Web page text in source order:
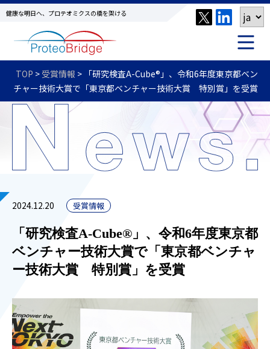
健康な明日へ、プロテオミクスの橋を架ける
TOP > 受賞情報 > 「研究検査A-Cube®」、令和6年度東京都ベン
チャー技術大賞で「東京都ベンチャー技術大賞 特別賞」を受賞
2024.12.20 受賞情報
「研究検査A-Cube®」、令和6年度東京都
ベンチャー技術大賞で「東京都ベンチャ
ー技術大賞 特別賞」を受賞